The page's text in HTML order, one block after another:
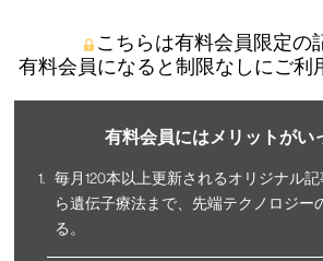
こちらは有料会員限定の
有料会員になると制限なしにご利
有料会員にはメリットがい
毎月120本以上更新されるオリジナル
ら遺伝子療法まで、先端テクノロジー
る。